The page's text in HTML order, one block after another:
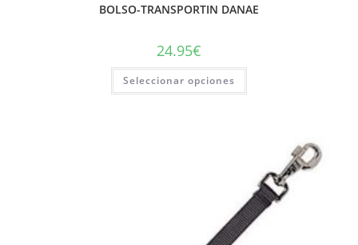
BOLSO-TRANSPORTIN DANAE
24.95€
Seleccionar opciones